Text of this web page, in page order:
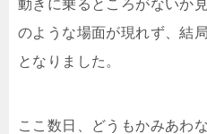
動きに乗るところがないか
のような場面が現れず、結
となりました。
ここ数日、どうもかみあわ